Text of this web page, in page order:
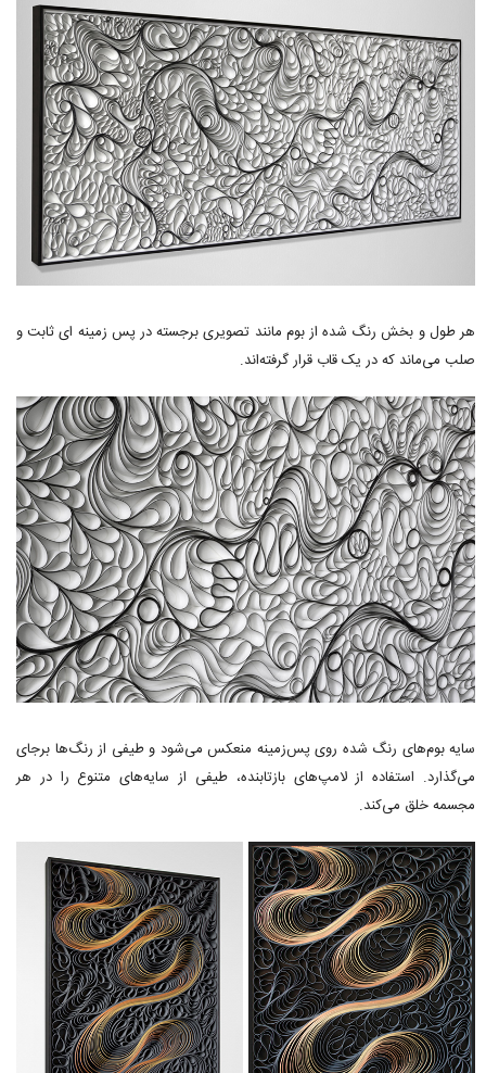
هر طول و بخش رنگ شده از بوم مانند تصویری برجسته در پس زمینه ای ثابت و
صلب می‌ماند که در یک قاب قرار گرفته‌اند.
سایه بوم‌های رنگ شده روی پس‌زمینه منعکس می‌شود و طیفی از رنگ‌ها برجای
می‌گذارد. استفاده از لامپ‌های بازتابنده، طیفی از سایه‌های متنوع را در هر
مجسمه خلق می‌کند.